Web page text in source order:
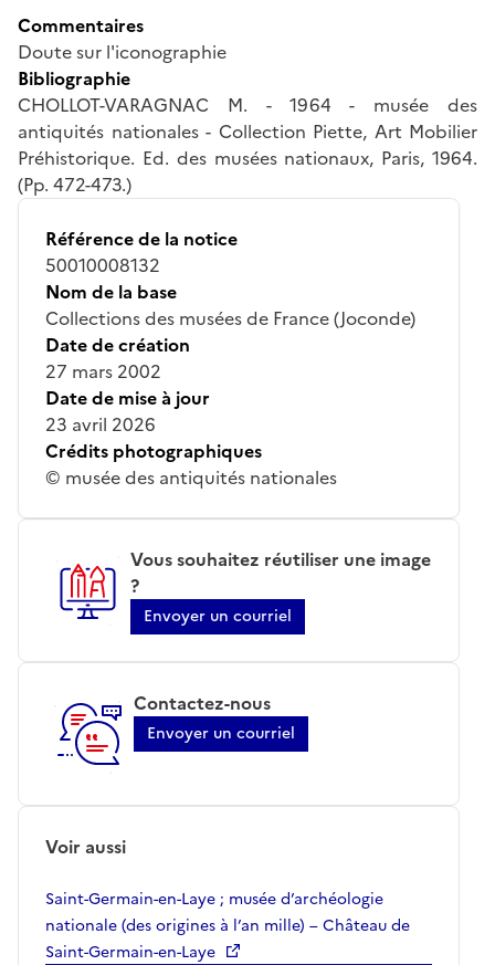
Commentaires
Doute sur l'iconographie
Bibliographie
CHOLLOT-VARAGNAC M. - 1964 - musée des
antiquités nationales - Collection Piette, Art Mobilier
Préhistorique. Ed. des musées nationaux, Paris, 1964.
(Pp. 472-473.)
Référence de la notice
50010008132
Nom de la base
Collections des musées de France (Joconde)
Date de création
27 mars 2002
Date de mise à jour
23 avril 2026
Crédits photographiques
© musée des antiquités nationales
Vous souhaitez réutiliser une image
?
Envoyer un courriel
Contactez-nous
Envoyer un courriel
Voir aussi
Saint-Germain-en-Laye ; musée d’archéologie
nationale (des origines à l’an mille) – Château de
Saint-Germain-en-Laye